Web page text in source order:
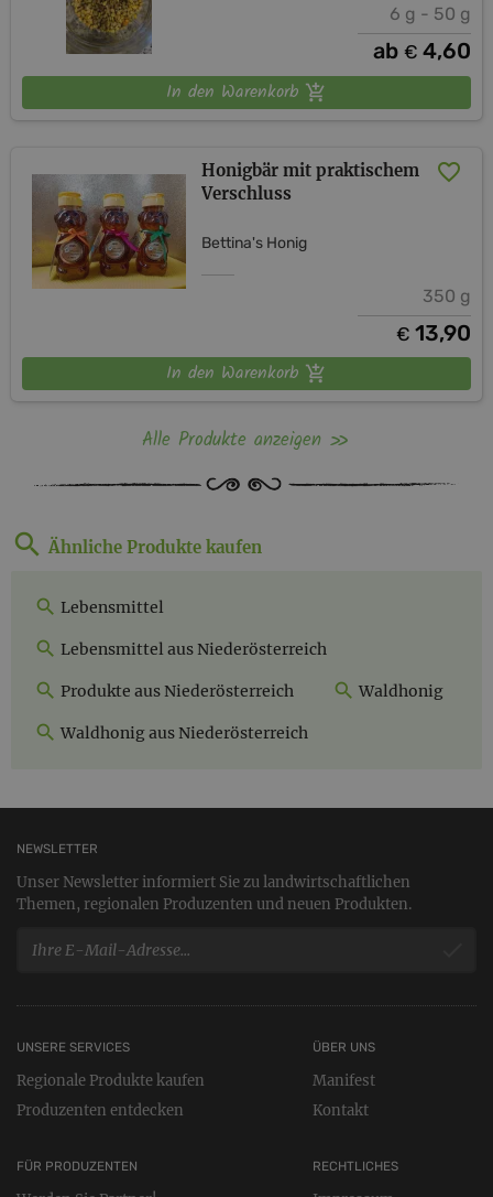
6 g - 50 g
ab € 4,60
In den Warenkorb
Honigbär mit praktischem
Verschluss
Bettina's Honig
350 g
€ 13,90
In den Warenkorb
Alle Produkte anzeigen
Ähnliche Produkte kaufen
Lebensmittel
Lebensmittel aus Niederösterreich
Produkte aus Niederösterreich Waldhonig
Waldhonig aus Niederösterreich
NEWSLETTER
Unser Newsletter informiert Sie zu landwirtschaftlichen
Themen, regionalen Produzenten und neuen Produkten.
UNSERE SERVICES
Regionale Produkte kaufen
Produzenten entdecken
FÜR PRODUZENTEN RECHTLICHES
ÜBER UNS
Manifest
Kontakt